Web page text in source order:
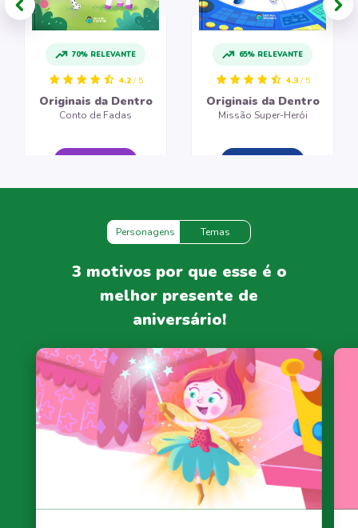
70% RELEVANTE
4.2 / 5
Originais da Dentro
Conto de Fadas
65% RELEVANTE
4.3 / 5
Originais da Dentro
Missão Super-Herói
Personagens Temas
3 motivos por que esse é o
melhor presente de
aniversário!